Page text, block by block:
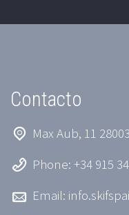
Contacto
Max Aub, 11
Phone: +34 915
Email: